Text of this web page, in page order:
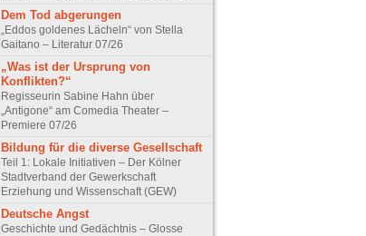
Dem Tod abgerungen
„Eddos goldenes Lächeln“ von Stella
Gaitano – Literatur 07/26
„Was ist der Ursprung von
Konflikten?“
Regisseurin Sabine Hahn über
„Antigone“ am Comedia Theater –
Premiere 07/26
Bildung für die diverse Gesellschaft
Teil 1: Lokale Initiativen – Der Kölner
Stadtverband der Gewerkschaft
Erziehung und Wissenschaft (GEW)
Deutsche Angst
Geschichte und Gedächtnis – Glosse